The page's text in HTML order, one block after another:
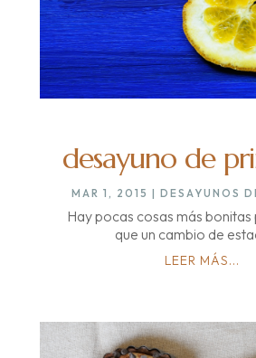
desayuno de
MAR 1, 2015 |DESAYUNOS
Hay pocas cosas más
que un cambio de
LEER MÁS...